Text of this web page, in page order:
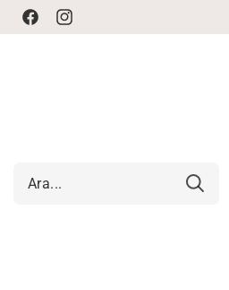
FacebookInstagram